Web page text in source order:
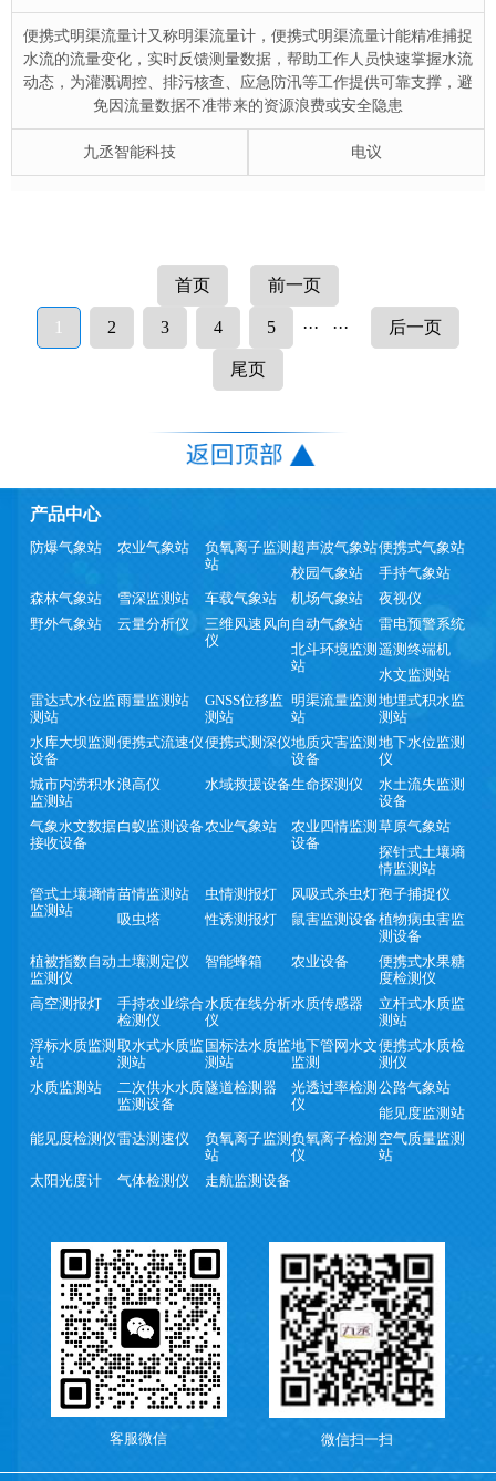
便携式明渠流量计又称明渠流量计，便携式明渠流量计能精准捕捉
水流的流量变化，实时反馈测量数据，帮助工作人员快速掌握水流
动态，为灌溉调控、排污核查、应急防汛等工作提供可靠支撑，避
免因流量数据不准带来的资源浪费或安全隐患
九丞智能科技 电议
首页 前一页
1 2 3 4 5 ··· ··· 后一页
尾页
产品中心
防爆气象站 农业气象站
负氧离子监测
站
超声波气象站便携式气象站
校园气象站
手持气象站
森林气象站
雪深监测站 车载气象站 机场气象站
夜视仪
野外气象站
云量分析仪
三维风速风向
仪
自动气象站
雷电预警系统
北斗环境监测
站
遥测终端机
水文监测站
雷达式水位监
测站
雨量监测站
GNSS位移监
测站
明渠流量监测
站
地埋式积水监
测站
水库大坝监测
设备
便携式流速仪便携式测深仪地质灾害监测
设备
地下水位监测
仪
城市内涝积水
监测站
浪高仪 水域救援设备生命探测仪
水土流失监测
设备
气象水文数据
接收设备
白蚁监测设备 农业气象站
农业四情监测
设备
草原气象站
探针式土壤墒
情监测站
管式土壤墒情
监测站
苗情监测站 虫情测报灯 风吸式杀虫灯孢子捕捉仪
吸虫塔
性诱测报灯 鼠害监测设备植物病虫害监
测设备
植被指数自动
监测仪
土壤测定仪 智能蜂箱 农业设备
便携式水果糖
度检测仪
高空测报灯
手持农业综合
检测仪
水质在线分析
仪
水质传感器
立杆式水质监
测站
浮标水质监测
站
取水式水质监
测站
国标法水质监
测站
地下管网水文
监测
便携式水质检
测仪
水质监测站
二次供水水质
监测设备
隧道检测器
光透过率检测
仪
公路气象站
能见度监测站
能见度检测仪雷达测速仪
负氧离子监测
站
负氧离子检测
仪
空气质量监测
站
太阳光度计
气体检测仪 走航监测设备
微信扫一扫
客服微信